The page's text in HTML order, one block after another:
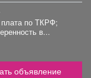
по ТКРФ;
в...
объявление